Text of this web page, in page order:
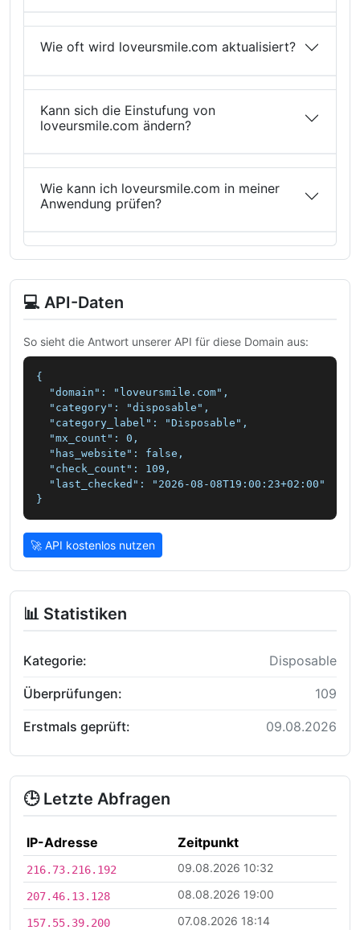
Wie oft wird loveursmile.com aktualisiert?
Kann sich die Einstufung von
loveursmile.com ändern?
Wie kann ich loveursmile.com in meiner
Anwendung prüfen?
💻 API-Daten
So sieht die Antwort unserer API für diese Domain aus:
{
  "domain": "loveursmile.com",
  "category": "disposable",
  "category_label": "Disposable",
  "mx_count": 0,
  "has_website": false,
  "check_count": 109,
  "last_checked": "2026-08-08T19:00:23+02:00"
}
🚀 API kostenlos nutzen
📊 Statistiken
Kategorie: Disposable
Überprüfungen: 109
Erstmals geprüft: 09.08.2026
🕒 Letzte Abfragen
IP-Adresse Zeitpunkt
216.73.216.192 09.08.2026 10:32
207.46.13.128 08.08.2026 19:00
157.55.39.200 07.08.2026 18:14